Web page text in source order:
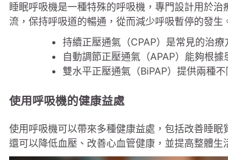
睡眠呼吸機是一種特殊的呼吸機，專門設計用於
流，保持呼吸道的暢通，從而減少呼吸暫停的發生
持續正壓通氣（CPAP）是常見的治療
自動調節正壓通氣（APAP）能夠根據
雙水平正壓通氣（BiPAP）提供兩種
使用呼吸機的健康益處
使用呼吸機可以帶來多種健康益處，包括改善睡
還可以降低血壓、改善心血管健康，並提高整體生